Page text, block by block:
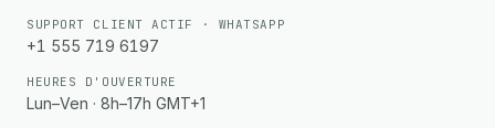
SUPPORT CLIENT ACTIF · WHATSAPP
+1 555 719 6197
HEURES D'OUVERTURE
Lun–Ven · 8h–17h GMT+1